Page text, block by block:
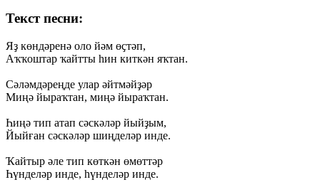
Текст песни:
Яҙ көндәренә оло йәм өҫтәп,
Аҡҡоштар ҡайтты һин киткән яҡтан.
Сәләмдәреңде улар әйтмәйҙәр
Миңә йыраҡтан, миңә йыраҡтан.
Һиңә тип атап сәскәләр йыйҙым,
Йыйған сәскәләр шиңделәр инде.
Ҡайтыр әле тип көткән өмөттәр
Һүнделәр инде, һүнделәр инде.